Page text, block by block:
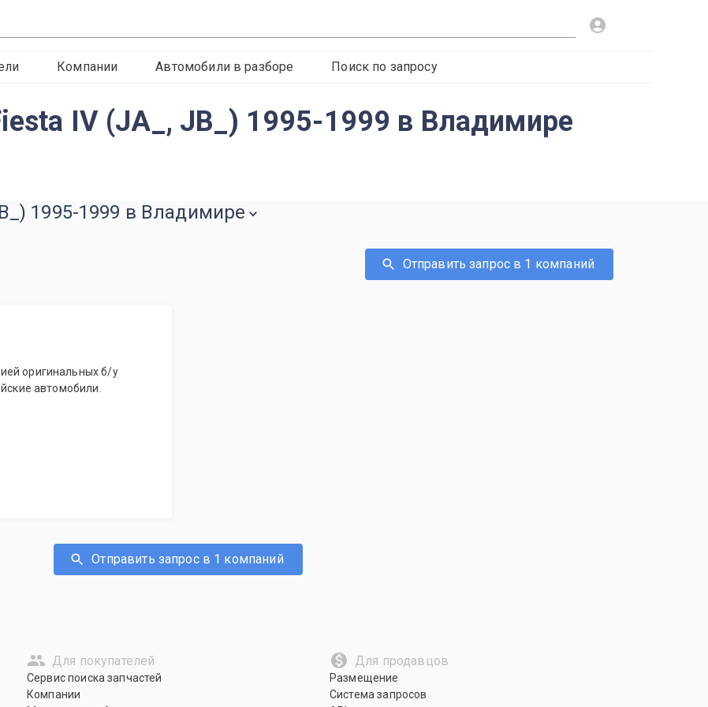
Компании Автомобили в разборе Поиск по запросу
IV (JA_, JB_) 1995-1999 в Владимире
1995-1999 в Владимире
Отправить запрос в 1 компаний
оригинальных б/у
автомобили.
Отправить запрос в 1 компаний
Для покупателей
Сервис поиска запчастей
Компании
Для продавцов
Размещение
Система запросов